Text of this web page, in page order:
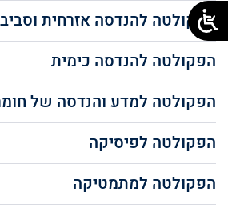
הפקולטה להנדסה אזרחית
הפקולטה להנדסה כימית
הפקולטה למדע והנדסה של
הפקולטה לפיסיקה
הפקולטה למתמטיקה